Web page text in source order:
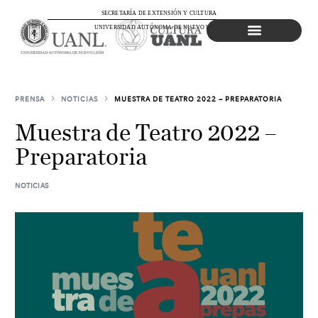
UNIVERSIDAD AUTÓNOMA DE NUEVO LEÓN
SECRETARÍA DE EXTENSIÓN Y CULTURA
PRENSA NOTICIAS MUESTRA DE TEATRO 2022 – PREPARATORIA
Muestra de Teatro 2022 –
Preparatoria
NOTICIAS